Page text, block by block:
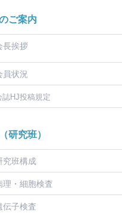
ご案内
長挨拶
員状況
誌HJ投稿規定
研究班）
究班構成
理・細胞検査
伝子検査